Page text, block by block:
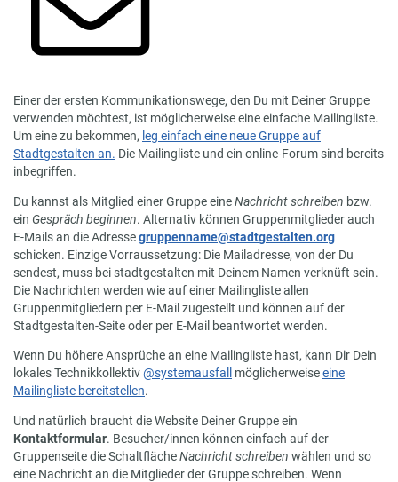
Einer der ersten Kommunikationswege, den Du mit Deiner Gruppe
verwenden möchtest, ist möglicherweise eine einfache Mailingliste.
Um eine zu bekommen, leg einfach eine neue Gruppe auf
Stadtgestalten an. Die Mailingliste und ein online-Forum sind bereits
inbegriffen.
Du kannst als Mitglied einer Gruppe eineNachricht schreiben bzw.
ein Gespräch beginnen. Alternativ können Gruppenmitglieder auch
E-Mails an die Adressegruppenname@stadtgestalten.org
schicken. Einzige Vorraussetzung: Die Mailadresse, von der Du
sendest, muss bei stadtgestalten mit Deinem Namen verknüft sein.
Die Nachrichten werden wie auf einer Mailingliste allen
Gruppenmitgliedern per E-Mail zugestellt und können auf der
Stadtgestalten-Seite oder per E-Mail beantwortet werden.
Wenn Du höhere Ansprüche an eine Mailingliste hast, kann Dir Dein
lokales Technikkollektiv@systemausfall möglicherweiseeine
Mailingliste bereitstellen.
Und natürlich braucht die Website Deiner Gruppe ein
Kontaktformular. Besucher/innen können einfach auf der
Gruppenseite die SchaltflächeNachricht schreiben wählen und so
eine Nachricht an die Mitglieder der Gruppe schreiben. Wenn